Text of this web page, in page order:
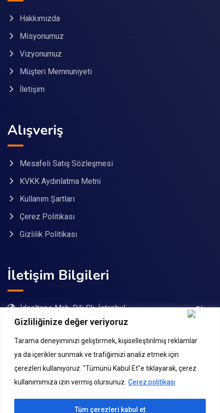
Gizliliğinize değer veriyoruz
Tarama deneyiminizi geliştirmek, kişiselleştirilmiş reklamlar
ya da içerikler sunmak ve trafiğimizi analiz etmek için
çerezleri kullanıyoruz. "Tümünü Kabul Et"e tıklayarak, çerez
kullanımımıza izin vermiş olursunuz. Çerez politikası
Tüm çerezleri kabul et
Hakkımızda
Misyonumuz
Vizyonumuz
Müşteri Memnuniyeti
İletişim
Alışveriş
Mesafeli Satış Sözleşmesi
KVKK Aydınlatma Metni
Kullanım Şartları
Çerez Politikası
Gizlilik Politikası
İletişim Bilgileri
İdealtepe Mah. Dik Sk. İstanbul
08503057376
bilgi@ogretmenakademi.com
08503057376